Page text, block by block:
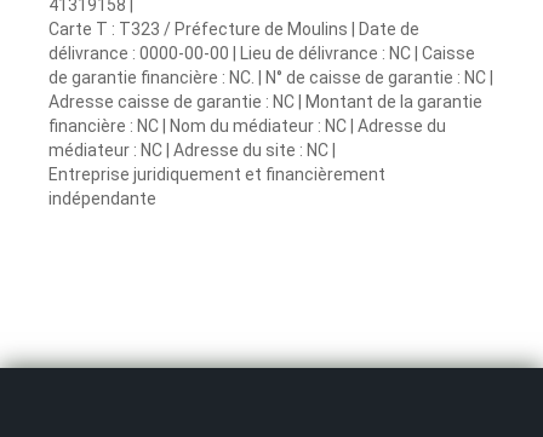
41319158 |
Carte T : T323 / Préfecture de Moulins | Date de
délivrance : 0000-00-00 | Lieu de délivrance : NC | Caisse
de garantie financière : NC. | N° de caisse de garantie : NC |
Adresse caisse de garantie : NC | Montant de la garantie
financière : NC | Nom du médiateur : NC | Adresse du
médiateur : NC | Adresse du site : NC |
Entreprise juridiquement et financièrement
indépendante